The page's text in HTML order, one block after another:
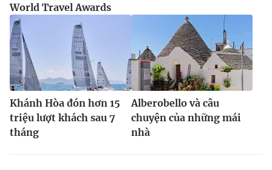
World Travel Awards
Khánh Hòa đón hơn 15
triệu lượt khách sau 7
tháng
Alberobello và câu
chuyện của những mái
nhà